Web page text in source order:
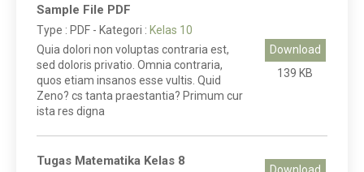
Sample File PDF
Type : PDF - Kategori : Kelas 10
Quia dolori non voluptas contraria est,
sed doloris privatio. Omnia contraria,
quos etiam insanos esse vultis. Quid
Zeno? cs tanta praestantia? Primum cur
ista res digna
Download
139 KB
Tugas Matematika Kelas 8